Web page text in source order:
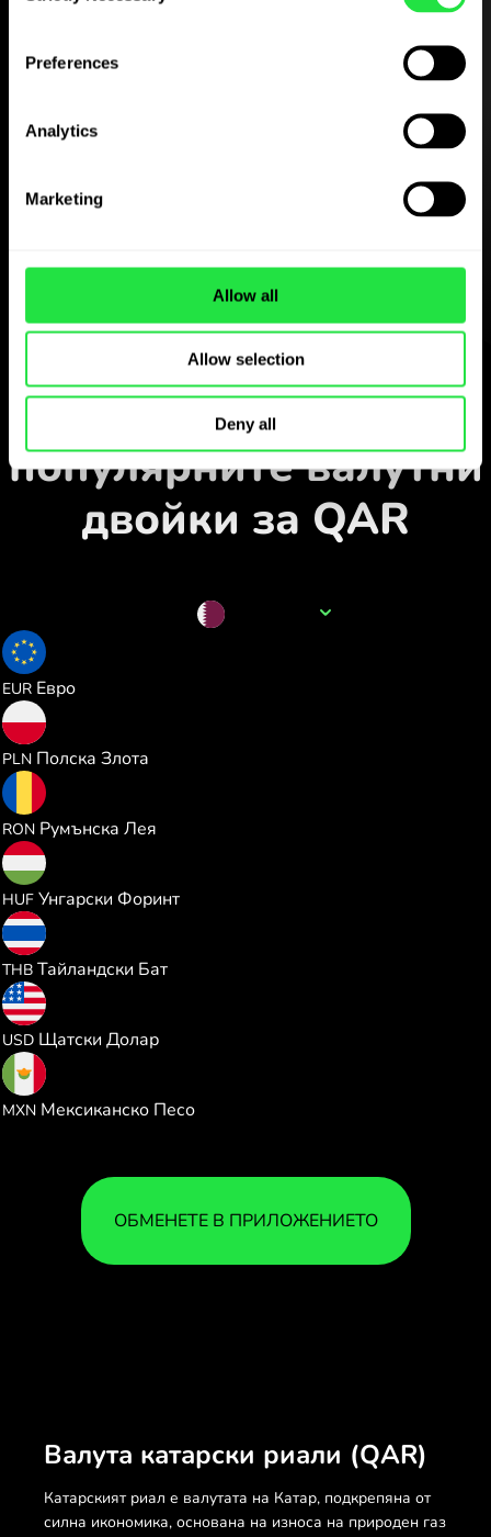
Preferences
Analytics
Marketing
Allow all
Allow selection
Deny all
ZEN.COM безплатно
Изтеглете приложението
и се регистрирайте за
няколко минути.
Обмен в приложението
Наблюдавайте
популярните валутни
двойки за QAR
EUR Евро
PLN Полска Злота
RON Румънска Лея
HUF Унгарски Форинт
THB Тайландски Бат
USD Щатски Долар
MXN Мексиканско Песо
ОБМЕНЕТЕ В ПРИЛОЖЕНИЕТО
Валута катарски риали (QAR)
Катарският риал е валутата на Катар, подкрепяна от
силна икономика, основана на износа на природен газ